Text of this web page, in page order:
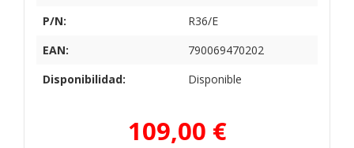
P/N:
R36/E
EAN:
790069470202
Disponibilidad:
Disponible
109,00 €